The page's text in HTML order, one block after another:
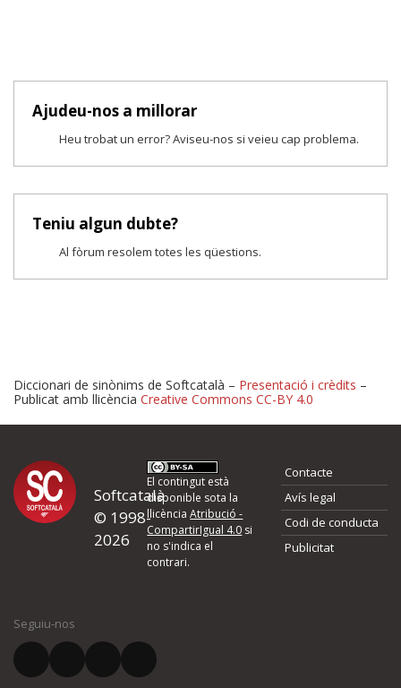
Ajudeu-nos a millorar
Heu trobat un error? Aviseu-nos si veieu cap problema.
Teniu algun dubte?
Al fòrum resolem totes les qüestions.
Proposeu-nos millores o
d'errors
Si heu trobat un error o voleu proposar alguna millora, ompliu els
quina és la millora que proposeu o l'error del qual voleu informar-
El vostre correu electrònic *
Diccionari de sinònims de Softcatalà – Presentació i crèdits –
Publicat amb llicència Creative Commons CC-BY 4.0
Softcatalà
© 1998-
2026
El contingut està
disponible sota la
llicènciaAtribució -
CompartirIgual 4.0 si
no s'indica el
contrari.
Contacte
Avís legal
Codi de conducta
Publicitat
Seguiu-nos